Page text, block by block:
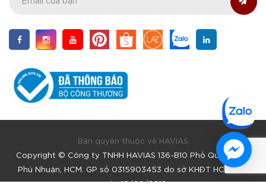
Bản quyền thuộc về HAVIAS
Copyright © Công ty TNHH HAVIAS 136-B10 Phổ Quang, F9,
Phú Nhuận, HCM. GP số 0315903453 do sở KHĐT HCM cấp